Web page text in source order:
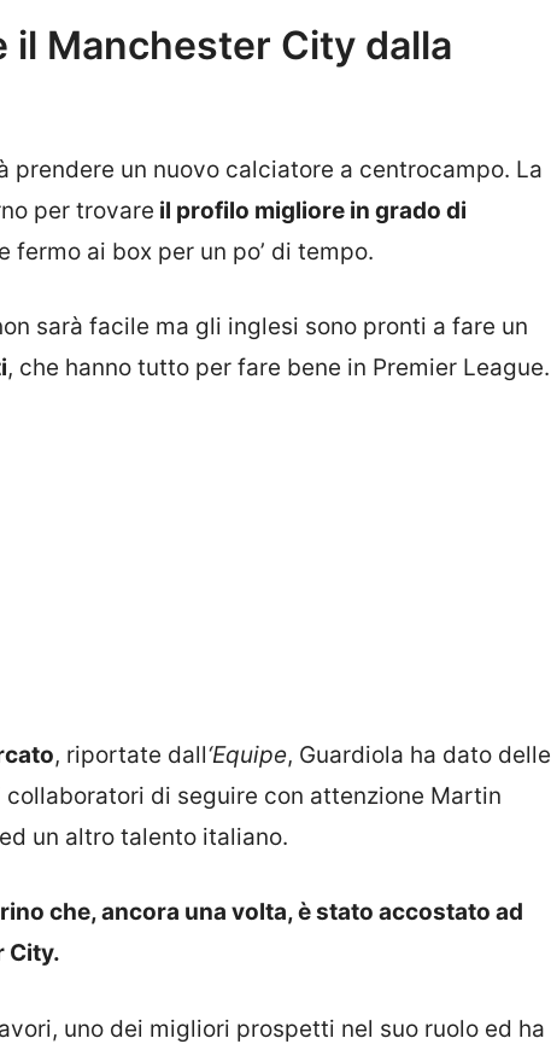
il Manchester City dalla
prendere un nuovo calciatore a centrocampo. La
per trovare il profilo migliore in grado di
fermo ai box per un po’ di tempo.
sarà facile ma gli inglesi sono pronti a fare un
, che hanno tutto per fare bene in Premier League.
, riportate dall‘Equipe, Guardiola ha dato delle
di seguire con attenzione Martin
un altro talento italiano.
che, ancora una volta, è stato accostato ad
City.
uno dei migliori prospetti nel suo ruolo ed ha